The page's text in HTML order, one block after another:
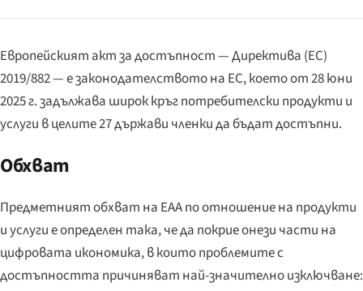
Европейският акт за достъпност — Директива (ЕС)
2019/882 — е законодателството на ЕС, което от 28 юни
2025 г. задължава широк кръг потребителски продукти и
услуги в целите 27 държави членки да бъдат достъпни.
Обхват
Предметният обхват на EAA по отношение на продукти
и услуги е определен така, че да покрие онези части на
цифровата икономика, в които проблемите с
достъпността причиняват най-значително изключване: